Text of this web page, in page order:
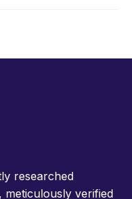
researched
verified